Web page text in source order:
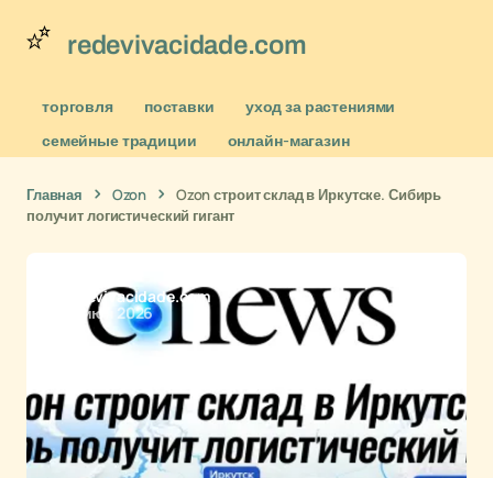
redevivacidade.com
торговля поставки
уход за растениями
семейные традиции
онлайн-магазин
Главная Ozon
Ozon строит склад в Иркутске. Сибирь
получит логистический гигант
redevivacidade.com
25 июн 2026